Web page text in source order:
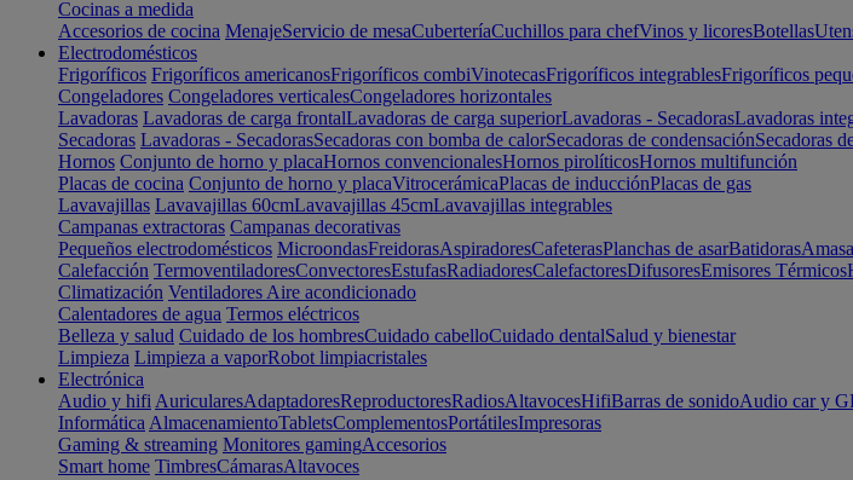
Cocinas a medida
Accesorios de cocina MenajeServicio de mesaCuberteríaCuchillos para chefVinos y licoresBotellas
Electrodomésticos
Frigoríficos Frigoríficos americanosFrigoríficos combiVinotecasFrigoríficos integrablesFrigoríficos
Congeladores Congeladores verticalesCongeladores horizontales
Lavadoras Lavadoras de carga frontalLavadoras de carga superiorLavadoras - SecadorasLavadoras
Secadoras Lavadoras - SecadorasSecadoras con bomba de calorSecadoras de condensaciónSecadoras
Hornos Conjunto de horno y placaHornos convencionalesHornos pirolíticosHornos multifunción
Placas de cocina Conjunto de horno y placaVitrocerámicaPlacas de inducciónPlacas de gas
Lavavajillas Lavavajillas 60cmLavavajillas 45cmLavavajillas integrables
Campanas extractoras Campanas decorativas
Pequeños electrodomésticos MicroondasFreidorasAspiradoresCafeterasPlanchas de asarBatidoras
Calefacción TermoventiladoresConvectoresEstufasRadiadoresCalefactoresDifusoresEmisores Térmicos
Climatización Ventiladores Aire acondicionado
Calentadores de agua Termos eléctricos
Belleza y salud Cuidado de los hombresCuidado cabelloCuidado dentalSalud y bienestar
Limpieza Limpieza a vaporRobot limpiacristales
Electrónica
Audio y hifi AuricularesAdaptadoresReproductoresRadiosAltavocesHifiBarras de sonidoAudio car y
Informática AlmacenamientoTabletsComplementosPortátilesImpresoras
Gaming & streaming Monitores gamingAccesorios
Smart home TimbresCámarasAltavoces